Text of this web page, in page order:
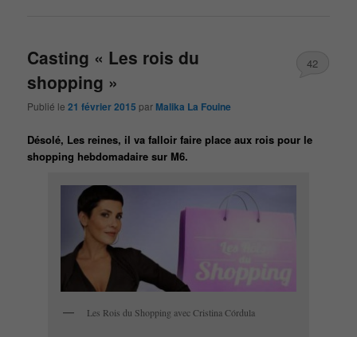
Casting « Les rois du
shopping »
Publié le21 février 2015 par Malika La Fouine
42
Désolé, Les reines, il va falloir faire place aux rois pour le
shopping hebdomadaire sur M6.
Les Rois du Shopping avec Cristina Córdula